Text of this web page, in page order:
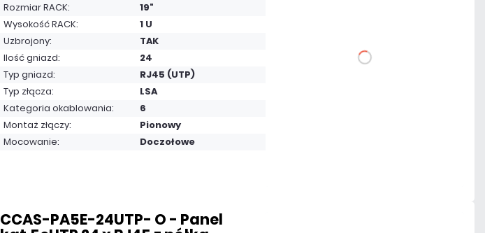
Rozmiar RACK:
19"
Wysokość RACK:
1 U
Uzbrojony:
TAK
Ilość gniazd:
24
Typ gniazd:
RJ45 (UTP)
Typ złącza:
LSA
Kategoria okablowania:
6
Montaż złączy:
Pionowy
Mocowanie:
Doczołowe
DO KOSZYKA
CCAS-PA5E-24UTP- O - Panel